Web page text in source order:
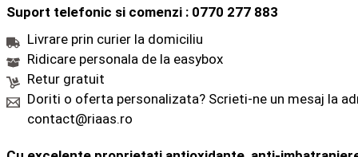
Suport telefonic si comenzi : 0770 277 883
Livrare prin curier la domiciliu
Ridicare personala de la easybox
Retur gratuit
Doriti o oferta personalizata? Scrieti-ne un mesaj la
contact@riaas.ro